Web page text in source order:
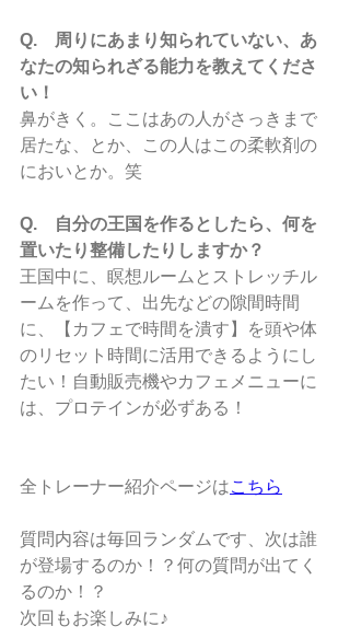
Q.　周りにあまり知られていない、あ
なたの知られざる能力を教えてくださ
い！
鼻がきく。ここはあの人がさっきまで
居たな、とか、この人はこの柔軟剤の
においとか。笑
Q.　自分の王国を作るとしたら、何を
置いたり整備したりしますか？
王国中に、瞑想ルームとストレッチル
ームを作って、出先などの隙間時間
に、【カフェで時間を潰す】を頭や体
のリセット時間に活用できるようにし
たい！自動販売機やカフェメニューに
は、プロテインが必ずある！
全トレーナー紹介ページはこちら
質問内容は毎回ランダムです、次は誰
が登場するのか！？何の質問が出てく
るのか！？
次回もお楽しみに♪